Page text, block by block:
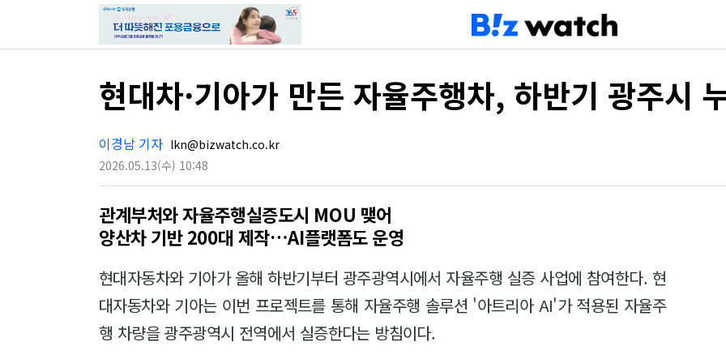
현대차·기아가 만든 자율주행차, 하반기 광주시
이경남 기자 lkn@bizwatch.co.kr
2026.05.13(수) 10:48
관계부처와 자율주행실증도시 MOU 맺어
양산차 기반 200대 제작…AI플랫폼도 운영
현대자동차와 기아가 올해 하반기부터 광주광역시에서 자율주행 실증 사업에 참여한다. 현
대자동차와 기아는 이번 프로젝트를 통해 자율주행 솔루션 '아트리아 AI'가 적용된 자율주
행 차량을 광주광역시 전역에서 실증한다는 방침이다.